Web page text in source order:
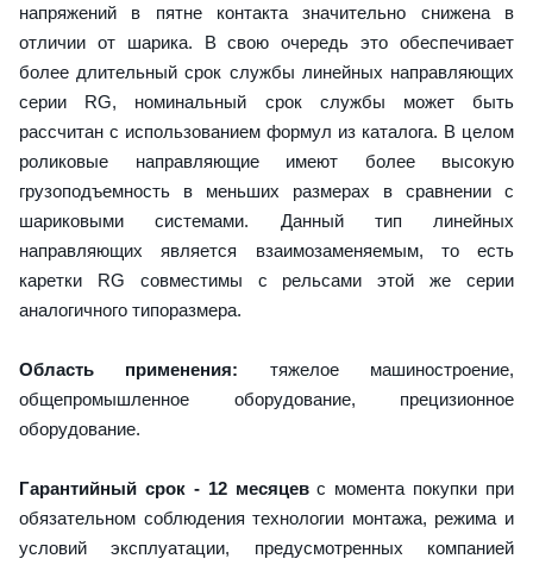
напряжений в пятне контакта значительно снижена в
отличии от шарика. В свою очередь это обеспечивает
более длительный срок службы линейных направляющих
серии RG, номинальный срок службы может быть
рассчитан с использованием формул из каталога. В целом
роликовые направляющие имеют более высокую
грузоподъемность в меньших размерах в сравнении с
шариковыми системами. Данный тип линейных
направляющих является взаимозаменяемым, то есть
каретки RG совместимы с рельсами этой же серии
аналогичного типоразмера.
Область применения: тяжелое машиностроение,
общепромышленное оборудование, прецизионное
оборудование.
Гарантийный срок - 12 месяцевс момента покупки при
обязательном соблюдения технологии монтажа, режима и
условий эксплуатации, предусмотренных компанией